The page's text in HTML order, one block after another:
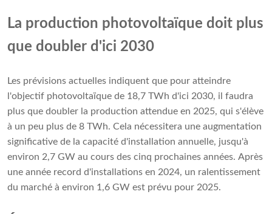
La production photovoltaïque doit plus
que doubler d'ici 2030
Les prévisions actuelles indiquent que pour atteindre
l'objectif photovoltaïque de 18,7 TWh d'ici 2030, il faudra
plus que doubler la production attendue en 2025, qui s'élève
à un peu plus de 8 TWh. Cela nécessitera une augmentation
significative de la capacité d'installation annuelle, jusqu'à
environ 2,7 GW au cours des cinq prochaines années. Après
une année record d'installations en 2024, un ralentissement
du marché à environ 1,6 GW est prévu pour 2025.